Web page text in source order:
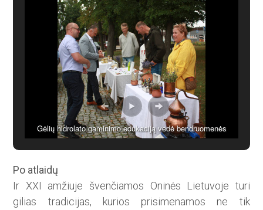
Gėlių hidrolato gaminimo edukaciją vedė bendruomenės
Po atlaidų
Ir XXI amžiuje švenčiamos Oninės Lietuvoje turi
gilias tradicijas, kurios prisimenamos ne tik